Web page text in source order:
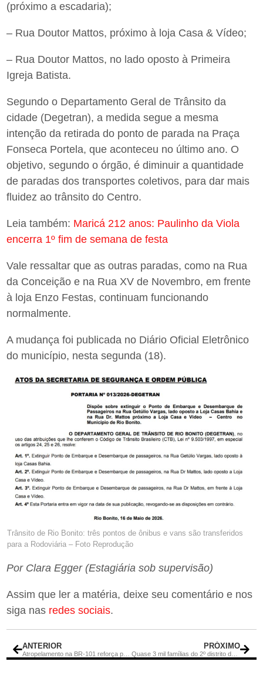
(próximo a escadaria);
– Rua Doutor Mattos, próximo à loja Casa & Vídeo;
– Rua Doutor Mattos, no lado oposto à Primeira
Igreja Batista.
Segundo o Departamento Geral de Trânsito da
cidade (Degetran), a medida segue a mesma
intenção da retirada do ponto de parada na Praça
Fonseca Portela, que aconteceu no último ano. O
objetivo, segundo o órgão, é diminuir a quantidade
de paradas dos transportes coletivos, para dar mais
fluidez ao trânsito do Centro.
Leia também: Maricá 212 anos: Paulinho da Viola
encerra 1º fim de semana de festa
Vale ressaltar que as outras paradas, como na Rua
da Conceição e na Rua XV de Novembro, em frente
à loja Enzo Festas, continuam funcionando
normalmente.
A mudança foi publicada no Diário Oficial Eletrônico
do município, nesta segunda (18).
Trânsito de Rio Bonito: três pontos de ônibus e vans são transferidos
para a Rodoviária – Foto Reprodução
Por Clara Egger (Estagiária sob supervisão)
Assim que ler a matéria, deixe seu comentário e nos
siga nas redes sociais.
ANTERIOR
Atropelamento na BR-101 reforça pedido de iluminação feito por vereador em Rio Bonito
PRÓXIMO
Quase 3 mil famílias do 2º distrito de Rio Bonito devem receber água tratada